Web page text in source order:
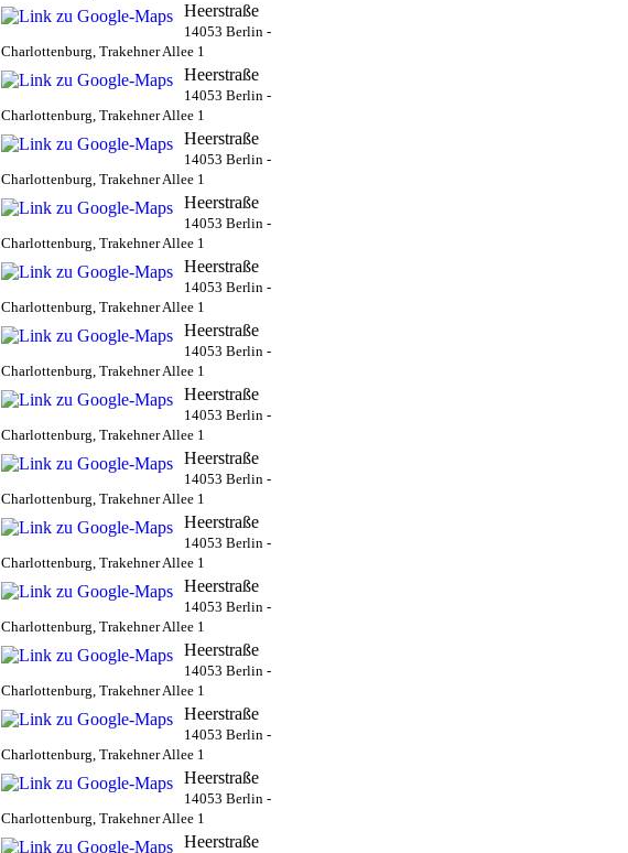
Heerstraße
14053 Berlin -
Charlottenburg, Trakehner Allee 1
Heerstraße
14053 Berlin -
Charlottenburg, Trakehner Allee 1
Heerstraße
14053 Berlin -
Charlottenburg, Trakehner Allee 1
Heerstraße
14053 Berlin -
Charlottenburg, Trakehner Allee 1
Heerstraße
14053 Berlin -
Charlottenburg, Trakehner Allee 1
Heerstraße
14053 Berlin -
Charlottenburg, Trakehner Allee 1
Heerstraße
14053 Berlin -
Charlottenburg, Trakehner Allee 1
Heerstraße
14053 Berlin -
Charlottenburg, Trakehner Allee 1
Heerstraße
14053 Berlin -
Charlottenburg, Trakehner Allee 1
Heerstraße
14053 Berlin -
Charlottenburg, Trakehner Allee 1
Heerstraße
14053 Berlin -
Charlottenburg, Trakehner Allee 1
Heerstraße
14053 Berlin -
Charlottenburg, Trakehner Allee 1
Heerstraße
14053 Berlin -
Charlottenburg, Trakehner Allee 1
Heerstraße